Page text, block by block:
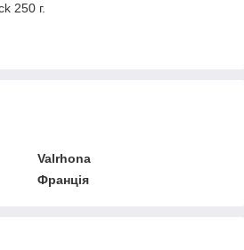
250 г.
Valrhona
Франція